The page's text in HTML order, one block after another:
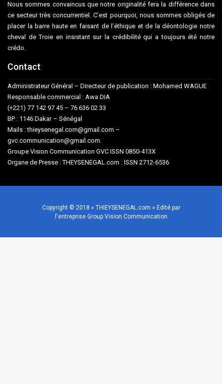
Nous sommes convaincus que notre originalité fera la différence dans
ce secteur très concurrentiel. C’est pourquoi, nous sommes obligés de
placer la barre haute en faisant de l’éthique et de la déontologie notre
cheval de Troie en insistant sur la crédibilité qui a toujours été notre
crédo.
Contact
Administrateur Général – Directeur de publication : Mohamed WAGUE
Responsable commercial : Awa DIA
(+221) 77 142 97 45 – 76 636 02 33
BP : 1146 Dakar – Sénégal
Mails : thieysenegal.com@gmail.com –
gvc.communication@gmail.com.
Groupe Vision Communication GVC ISSN 0850-413X
Organe de Presse : THEYSENEGAL.com : ISSN 2712-6536
Copyright © 2018 « THIEYSENEGAL.com » Edité par
l'entreprise Group Vision Communication